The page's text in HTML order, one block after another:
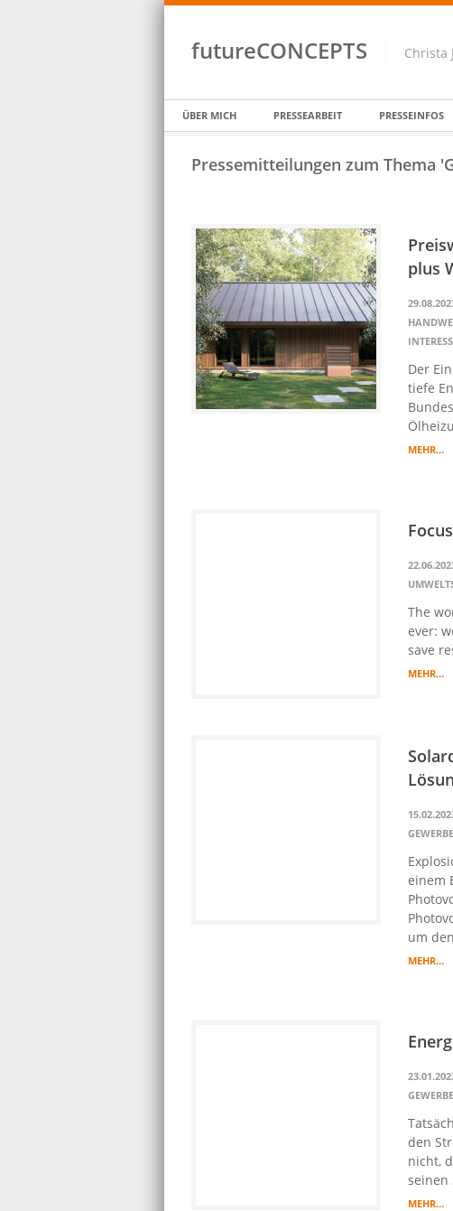
futureCONCEPTS Christa
ÜBER MICH PRESSEARBEIT PRESSEINFOS
Pressemitteilungen zum Thema
plus
Der
tiefe
MEHR…
The
ever:
save
MEHR…
GEWERBE
einem
um
MEHR…
GEWERBE
den
nicht,
seinen
MEHR…